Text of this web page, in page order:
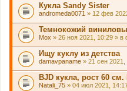
Кукла Sandy Sister
andromeda0071 » 12 фев
Темнокожий
Mox » 26 ноя 2021, 10:29 »
Ищу куклу из детства
damavpaname » 21 сен
BJD кукла, рост 60 см.
Natali_75 » 04 июл 2021,